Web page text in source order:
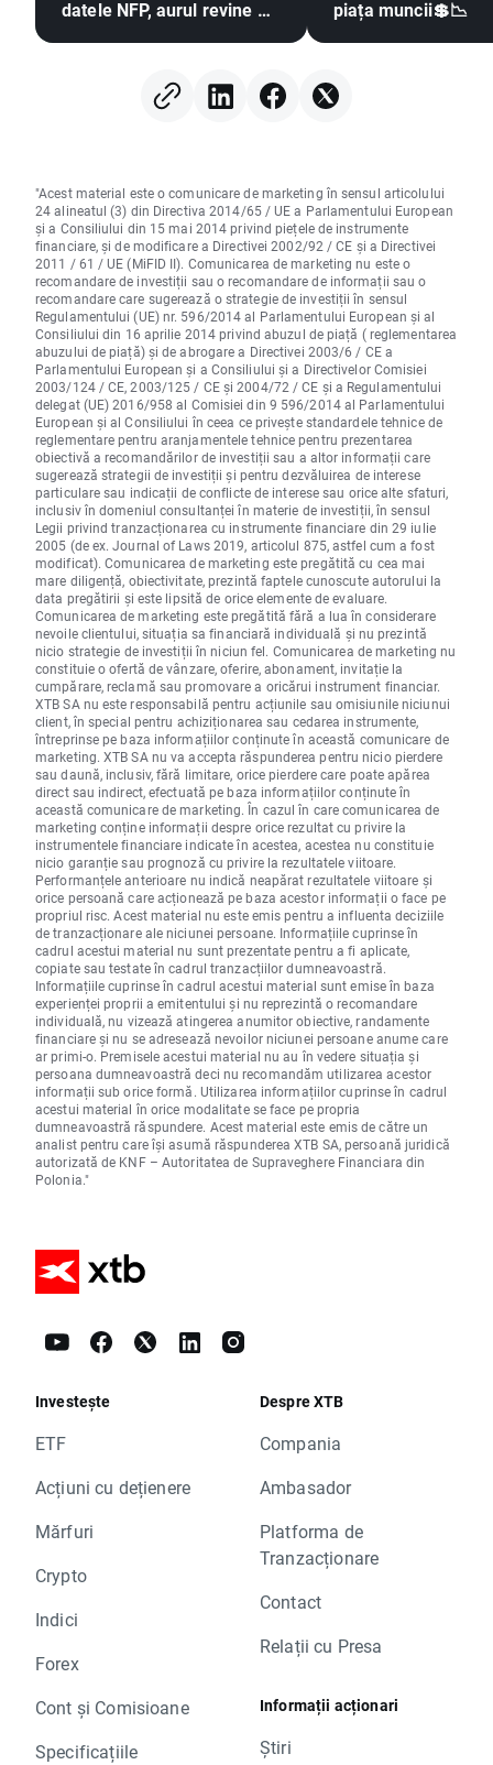
datele NFP, aurul revine pe
piața muncii💲📉
"Acest material este o comunicare de marketing în sensul articolului
24 alineatul (3) din Directiva 2014/65 / UE a Parlamentului European
și a Consiliului din 15 mai 2014 privind piețele de instrumente
financiare, și de modificare a Directivei 2002/92 / CE și a Directivei
2011 / 61 / UE (MiFID II). Comunicarea de marketing nu este o
recomandare de investiții sau o recomandare de informații sau o
recomandare care sugerează o strategie de investiții în sensul
Regulamentului (UE) nr. 596/2014 al Parlamentului European și al
Consiliului din 16 aprilie 2014 privind abuzul de piață ( reglementarea
abuzului de piață) și de abrogare a Directivei 2003/6 / CE a
Parlamentului European și a Consiliului și a Directivelor Comisiei
2003/124 / CE, 2003/125 / CE și 2004/72 / CE și a Regulamentului
delegat (UE) 2016/958 al Comisiei din 9 596/2014 al Parlamentului
European și al Consiliului în ceea ce privește standardele tehnice de
reglementare pentru aranjamentele tehnice pentru prezentarea
obiectivă a recomandărilor de investiții sau a altor informații care
sugerează strategii de investiții și pentru dezvăluirea de interese
particulare sau indicații de conflicte de interese sau orice alte sfaturi,
inclusiv în domeniul consultanței în materie de investiții, în sensul
Legii privind tranzacționarea cu instrumente financiare din 29 iulie
2005 (de ex. Journal of Laws 2019, articolul 875, astfel cum a fost
modificat). Comunicarea de marketing este pregătită cu cea mai
mare diligență, obiectivitate, prezintă faptele cunoscute autorului la
data pregătirii și este lipsită de orice elemente de evaluare.
Comunicarea de marketing este pregătită fără a lua în considerare
nevoile clientului, situația sa financiară individuală și nu prezintă
nicio strategie de investiții în niciun fel. Comunicarea de marketing nu
constituie o ofertă de vânzare, oferire, abonament, invitație la
cumpărare, reclamă sau promovare a oricărui instrument financiar.
XTB SA nu este responsabilă pentru acțiunile sau omisiunile niciunui
client, în special pentru achiziționarea sau cedarea instrumente,
întreprinse pe baza informațiilor conținute în această comunicare de
marketing. XTB SA nu va accepta răspunderea pentru nicio pierdere
sau daună, inclusiv, fără limitare, orice pierdere care poate apărea
direct sau indirect, efectuată pe baza informațiilor conținute în
această comunicare de marketing. În cazul în care comunicarea de
marketing conține informații despre orice rezultat cu privire la
instrumentele financiare indicate în acestea, acestea nu constituie
nicio garanție sau prognoză cu privire la rezultatele viitoare.
Performanțele anterioare nu indică neapărat rezultatele viitoare și
orice persoană care acționează pe baza acestor informații o face pe
propriul risc. Acest material nu este emis pentru a influenta deciziile
de tranzacționare ale niciunei persoane. Informațiile cuprinse în
cadrul acestui material nu sunt prezentate pentru a fi aplicate,
copiate sau testate în cadrul tranzacțiilor dumneavoastră.
Informațiile cuprinse în cadrul acestui material sunt emise în baza
experienței proprii a emitentului și nu reprezintă o recomandare
individuală, nu vizează atingerea anumitor obiective, randamente
financiare și nu se adresează nevoilor niciunei persoane anume care
ar primi-o. Premisele acestui material nu au în vedere situația și
persoana dumneavoastră deci nu recomandăm utilizarea acestor
informații sub orice formă. Utilizarea informațiilor cuprinse în cadrul
acestui material în orice modalitate se face pe propria
dumneavoastră răspundere. Acest material este emis de către un
analist pentru care își asumă răspunderea XTB SA, persoană juridică
autorizată de KNF – Autoritatea de Supraveghere Financiara din
Polonia."
Investește
ETF
Acțiuni cu dețienere
Mărfuri
Crypto
Indici
Forex
Cont și Comisioane
Specificațiile
Despre XTB
Compania
Ambasador
Platforma de
Tranzacționare
Contact
Relații cu Presa
Informații acționari
Știri